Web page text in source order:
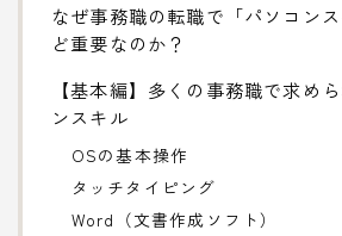
なぜ事務職の転職で「パソコン
ど重要なのか？
【基本編】多くの事務職で求め
ンスキル
OSの基本操作
タッチタイピング
Word（文書作成ソフト）